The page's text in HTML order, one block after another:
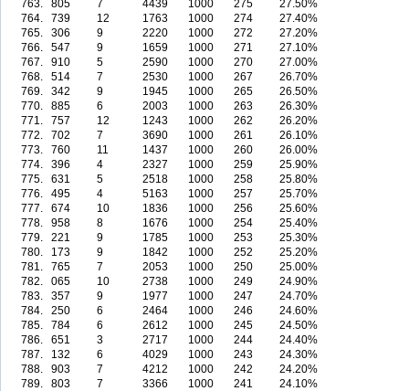
763.
805 7 4439 1000 275
27.50%
764.
739 12 1763 1000 274
27.40%
765.
306 9 2220 1000 272
27.20%
766.
547 9 1659 1000 271
27.10%
767.
910 5 2590 1000 270
27.00%
768.
514 7 2530 1000 267
26.70%
769.
342 9 1945 1000 265
26.50%
770.
885 6 2003 1000 263
26.30%
771.
757 12 1243 1000 262
26.20%
772.
702 7 3690 1000 261
26.10%
773.
760 11 1437 1000 260
26.00%
774.
396 4 2327 1000 259
25.90%
775.
631 5 2518 1000 258
25.80%
776.
495 4 5163 1000 257
25.70%
777.
674 10 1836 1000 256
25.60%
778.
958 8 1676 1000 254
25.40%
779.
221 9 1785 1000 253
25.30%
780.
173 9 1842 1000 252
25.20%
781.
765 7 2053 1000 250
25.00%
782.
065 10 2738 1000 249
24.90%
783.
357 9 1977 1000 247
24.70%
784.
250 6 2464 1000 246
24.60%
785.
784 6 2612 1000 245
24.50%
786.
651 3 2717 1000 244
24.40%
787.
132 6 4029 1000 243
24.30%
788.
903 7 4212 1000 242
24.20%
789.
803 7 3366 1000 241
24.10%